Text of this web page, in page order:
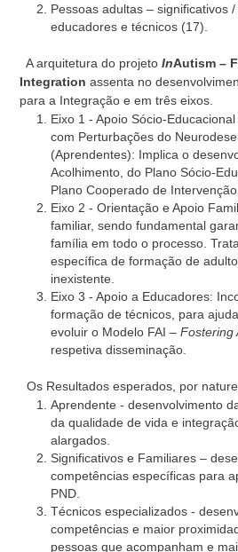
Pessoas adultas – significativos
educadores e técnicos (17).
A arquitetura do projetoInAutism –
Integration assenta no
para a Integração e em três eixos.
Eixo 1 - Apoio Sócio-
com Perturbações do
(Aprendentes): Implica o
Acolhimento, do Plano Sócio-
Plano Cooperado de
Eixo 2 - Orientação e Apoio
familiar, sendo fundamental
família em todo o processo.
específica de formação de
inexistente.
Eixo 3 - Apoio a Educadores:
formação de técnicos, para
evoluir o Modelo FAI –Fostering
respetiva disseminação.
Os Resultados esperados, por
Aprendente - desenvolvimento
da qualidade de vida e
alargados.
Significativos e Familiares –
competências específicas para
PND.
Técnicos especializados -
competências e maior
pessoas que acompanham e